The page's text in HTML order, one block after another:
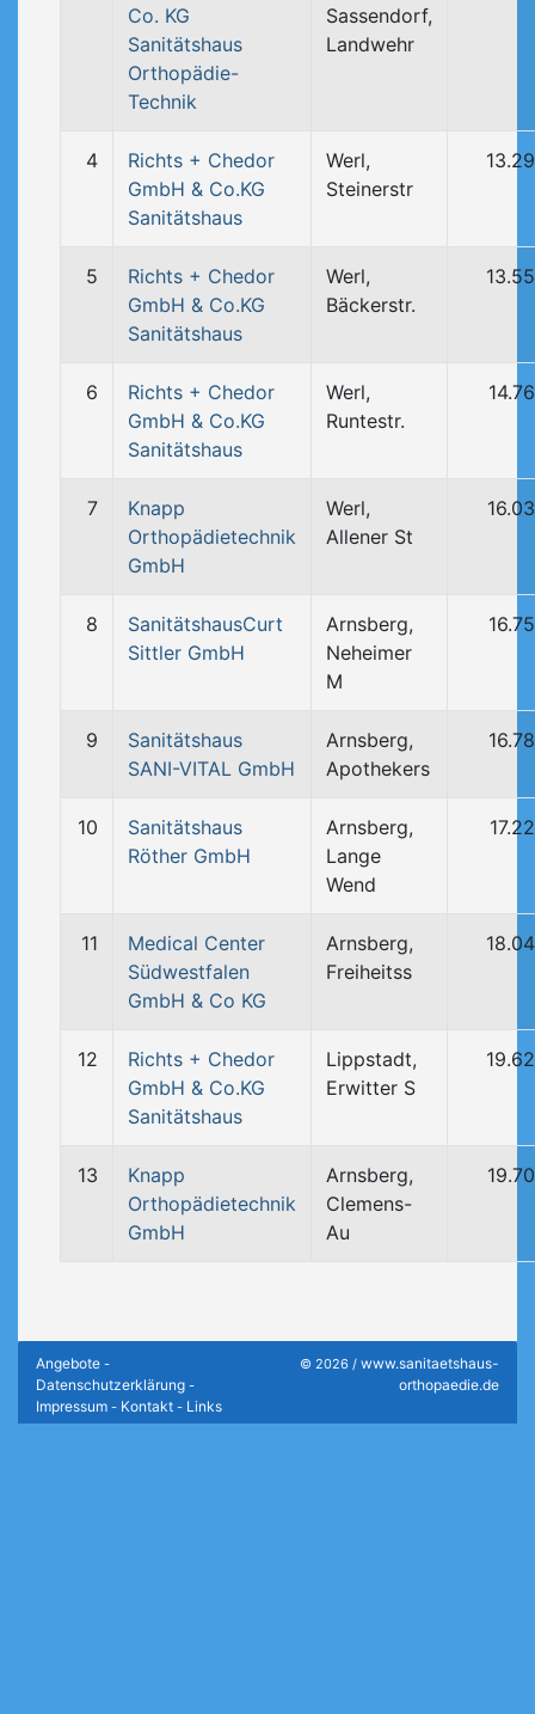
Co. KG
Sanitätshaus
Orthopädie-
Technik
Sassendorf,
Landwehr
4
Richts + Chedor
GmbH & Co.KG
Sanitätshaus
Werl,
Steinerstr
5
Richts + Chedor
GmbH & Co.KG
Sanitätshaus
Werl,
Bäckerstr.
6
Richts + Chedor
GmbH & Co.KG
Sanitätshaus
Werl,
Runtestr.
7
Knapp
Orthopädietechnik
GmbH
Werl,
Allener St
8
SanitätshausCurt
Sittler GmbH
Arnsberg,
Neheimer
M
9
Sanitätshaus
SANI-VITAL GmbH
Arnsberg,
Apothekers
10
Sanitätshaus
Röther GmbH
Arnsberg,
Lange
Wend
11
Medical Center
Südwestfalen
GmbH & Co KG
Arnsberg,
Freiheitss
12
Richts + Chedor
GmbH & Co.KG
Sanitätshaus
Lippstadt,
Erwitter S
13
Knapp
Orthopädietechnik
GmbH
Arnsberg,
Clemens-
Au
Angebote -
Datenschutzerklärung -
Impressum - Kontakt - Links
© 2026 / www.sanitaetshaus-
orthopaedie.de